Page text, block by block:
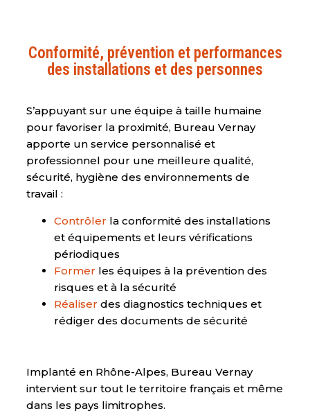
Conformité, prévention et performances
des installations et des personnes
S’appuyant sur une équipe à taille humaine
pour favoriser la proximité, Bureau Vernay
apporte un service personnalisé et
professionnel pour une meilleure qualité,
sécurité, hygiène des environnements de
travail :
Contrôler la conformité des installations
et équipements et leurs vérifications
périodiques
Former les équipes à la prévention des
risques et à la sécurité
Réaliser des diagnostics techniques et
rédiger des documents de sécurité
Implanté en Rhône-Alpes, Bureau Vernay
intervient sur tout le territoire français et même
dans les pays limitrophes.